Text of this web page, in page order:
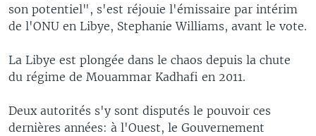
son potentiel", s'est réjouie l'émissaire par intérim
de l'ONU en Libye, Stephanie Williams, avant le vote.
La Libye est plongée dans le chaos depuis la chute
du régime de Mouammar Kadhafi en 2011.
Deux autorités s'y sont disputés le pouvoir ces
dernières années: à l'Ouest, le Gouvernement